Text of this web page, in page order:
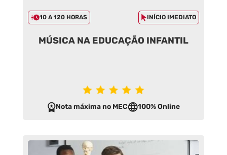
10 A 120 HORAS INÍCIO IMEDIATO
MÚSICA NA EDUCAÇÃO INFANTIL
Nota máxima no MEC 100% Online